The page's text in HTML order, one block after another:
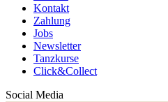
Kontakt
Zahlung
Jobs
Newsletter
Tanzkurse
Click&Collect
Social Media